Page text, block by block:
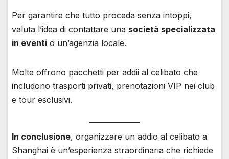
Per garantire che tutto proceda senza intoppi,
valuta l’idea di contattare una società specializzata
in eventi o un’agenzia locale.
Molte offrono pacchetti per addii al celibato che
includono trasporti privati, prenotazioni VIP nei club
e tour esclusivi.
In conclusione, organizzare un addio al celibato a
Shanghai è un’esperienza straordinaria che richiede